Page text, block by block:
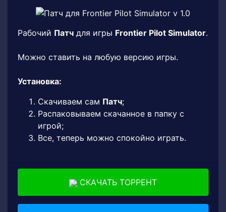
Рабочий Патч для игры Frontier Pilot Simulator.
Можно ставить на любую версию игры.
Установка:
Скачиваем сам Патч;
Распаковываем скачанное в папку с
игрой;
Все, теперь можно спокойно играть.
СКАЧАТЬ ТОРРЕНТ